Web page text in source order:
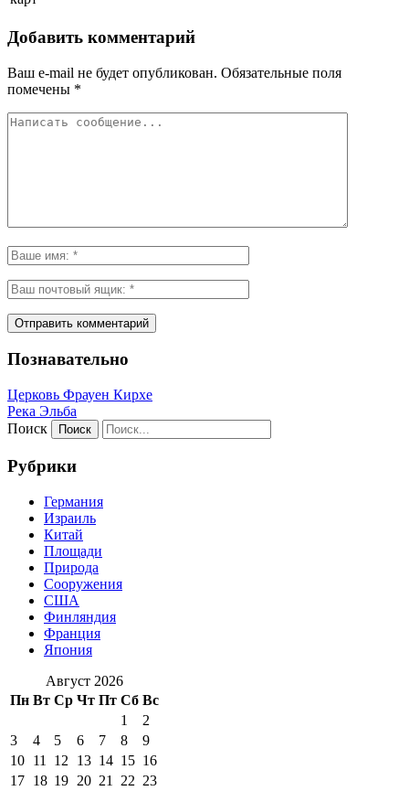
Добавить комментарий
Ваш e-mail не будет опубликован. Обязательные поля
помечены *
Познавательно
Церковь Фрауен Кирхе
Река Эльба
Поиск
Рубрики
Германия
Израиль
Китай
Площади
Природа
Сооружения
США
Финляндия
Франция
Япония
Август 2026
Пн Вт Ср Чт Пт Сб Вс
1
2
3
4 5 6 7 8
9
10 11 12 13 14 15 16
17 18 19 20 21 22 23